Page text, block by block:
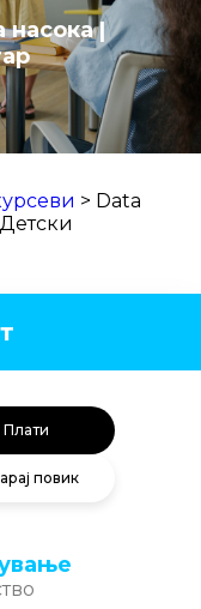
насока |
> Data
Плати
повик